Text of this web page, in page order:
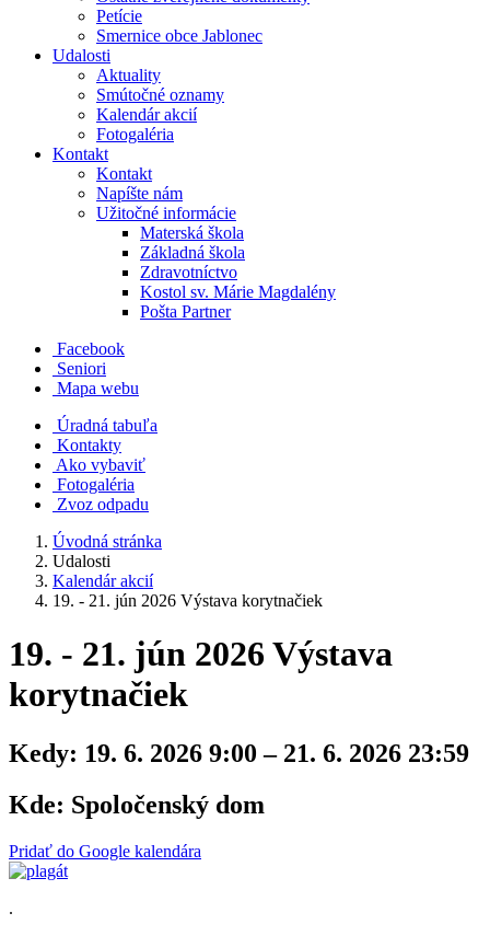
Petície
Smernice obce Jablonec
Udalosti
Aktuality
Smútočné oznamy
Kalendár akcií
Fotogaléria
Kontakt
Kontakt
Napíšte nám
Užitočné informácie
Materská škola
Základná škola
Zdravotníctvo
Kostol sv. Márie Magdalény
Pošta Partner
Facebook
Seniori
Mapa webu
Úradná tabuľa
Kontakty
Ako vybaviť
Fotogaléria
Zvoz odpadu
Úvodná stránka
Udalosti
Kalendár akcií
19. - 21. jún 2026 Výstava korytnačiek
19. - 21. jún 2026 Výstava
korytnačiek
Kedy: 19. 6. 2026 9:00 – 21. 6. 2026 23:59
Kde: Spoločenský dom
Pridať do Google kalendára
.